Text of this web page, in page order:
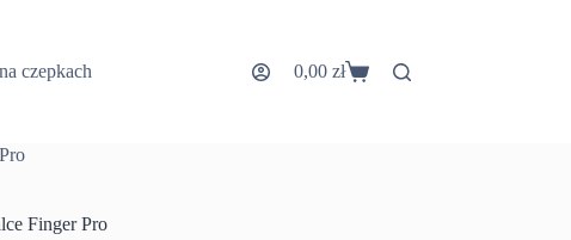
czepkach Koszyk
0,00 zł
Finger Pro